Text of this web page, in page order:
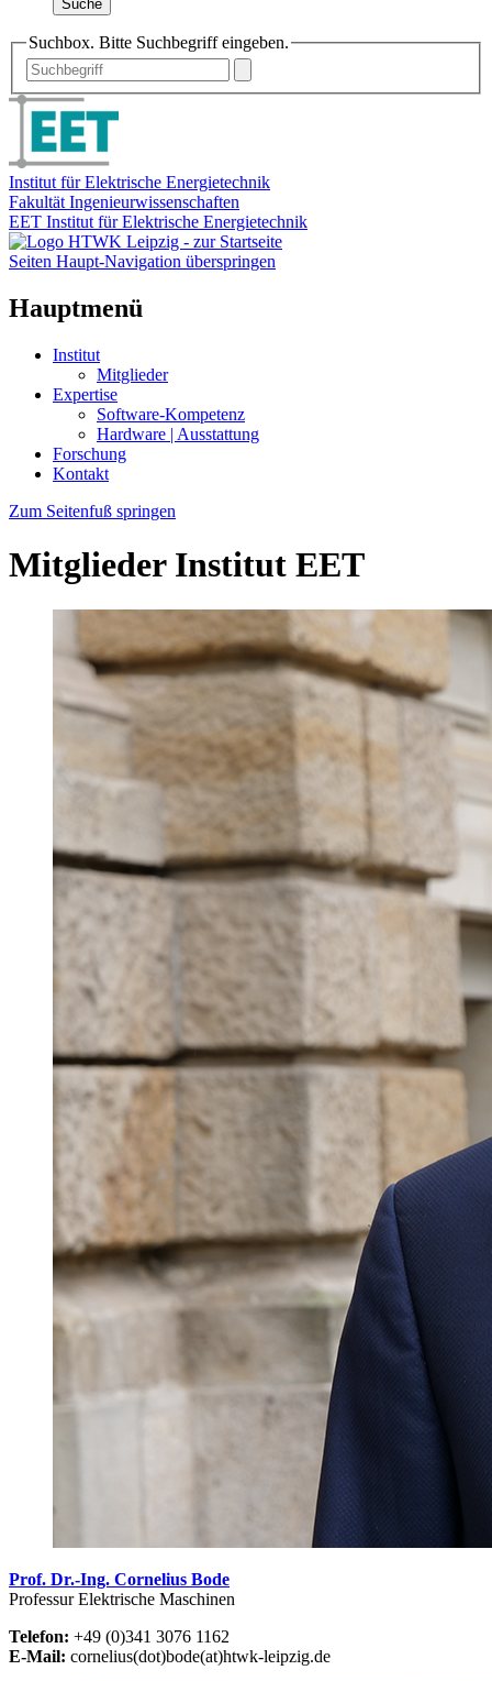
Suche
Suchbox. Bitte Suchbegriff eingeben.
Institut für Elektrische Energietechnik
Fakultät Ingenieurwissenschaften
EET Institut für Elektrische Energietechnik
Seiten Haupt-Navigation überspringen
Hauptmenü
Institut
Mitglieder
Expertise
Software-Kompetenz
Hardware | Ausstattung
Forschung
Kontakt
Zum Seitenfuß springen
Mitglieder Institut EET
Prof. Dr.-Ing. Cornelius Bode
Professur Elektrische Maschinen
Telefon: +49 (0)341 3076 1162
E-Mail: cornelius(dot)bode(at)htwk-leipzig.de